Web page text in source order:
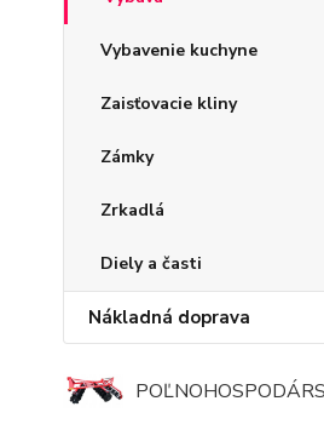
Vybavenie kuchyne
Zaisťovacie kliny
Zámky
Zrkadlá
Diely a časti
Nákladná doprava